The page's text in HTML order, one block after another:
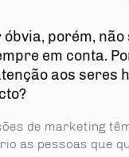
porém,
em conta.
aos seres
de marketing
as pessoas que